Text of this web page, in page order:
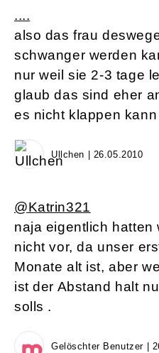
....
also das frau
schwanger werden
nur weil sie 2-3 tage
glaub das sind eher
es nicht klappen kann
Ullchen | 26.05.2010
@Katrin321
naja eigentlich hatten
nicht vor, da unser
Monate alt ist, aber
ist der Abstand halt
solls .
Gelöschter Benutzer |